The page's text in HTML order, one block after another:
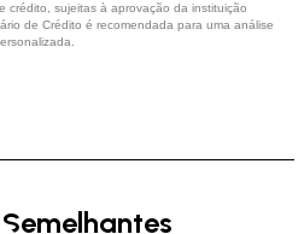
crédito, sujeitas à aprovação da instituição
de Crédito é recomendada para uma análise